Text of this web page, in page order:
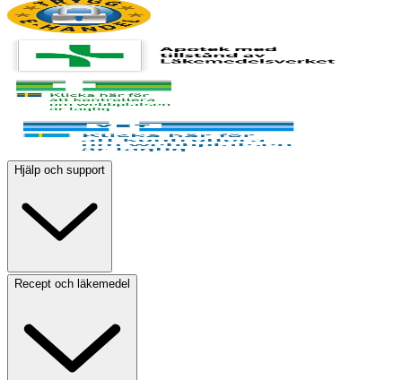
Hjälp och support
Recept och läkemedel